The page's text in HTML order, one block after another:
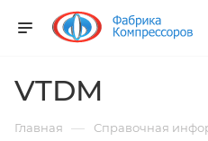
VTDM
Главная — Справочная